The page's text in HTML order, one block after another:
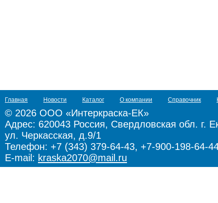
Главная Новости Каталог О компании Справочник
© 2026 ООО «Интеркраска-ЕК»
Адрес: 620043 Россия, Свердловская обл. г.
ул. Черкасская, д.9/1
Телефон: +7 (343) 379-64-43, +7-900-198-64-
E-mail: kraska2070@mail.ru